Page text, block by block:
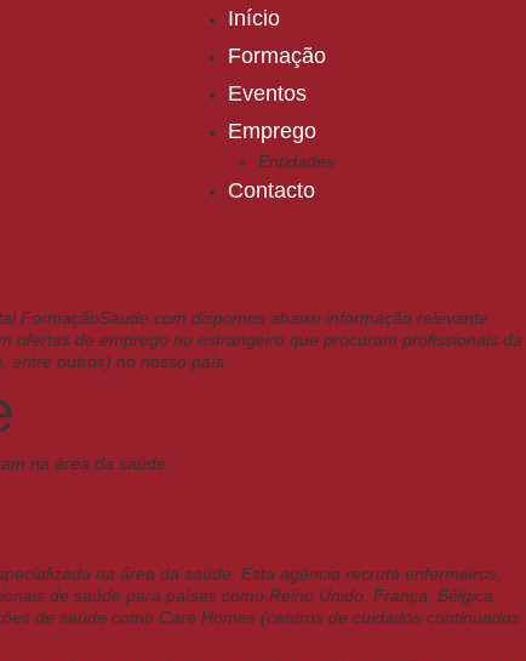
Início
Formação
Eventos
Emprego
Entidades
Contacto
FormaçãoSaude.com dispomos abaixo informação relevante
ofertas de emprego no estrangeiro que procuram profissionais da
entre outros) no nosso país.
na área da saúde:
na área da saúde. Esta agência recruta enfermeiros,
de saúde para países como Reino Unido, França, Bélgica,
de saúde como Care Homes (centros de cuidados continuados